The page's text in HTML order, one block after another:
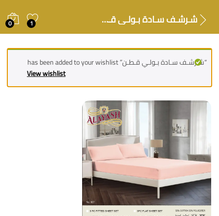
شـرشـف سـادة بـولـي قـطـن 1
0
View wishlist
“شـرشـف سـادة بـولـي قـطـن” has been added to your wishlist